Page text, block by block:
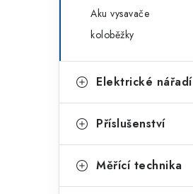
l
Aku vysavače
koloběžky
Elektrické nářadí
Příslušenství
Měřící technika